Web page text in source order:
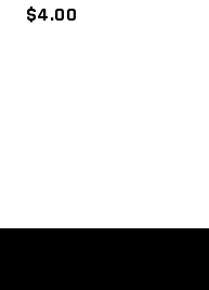
$4.00